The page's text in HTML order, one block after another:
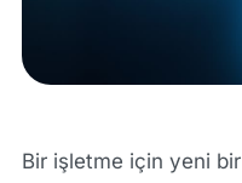
Bir işletme için yeni bir